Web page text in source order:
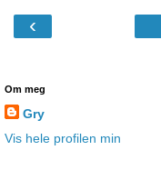
‹
Om meg
Gry
Vis hele profilen min